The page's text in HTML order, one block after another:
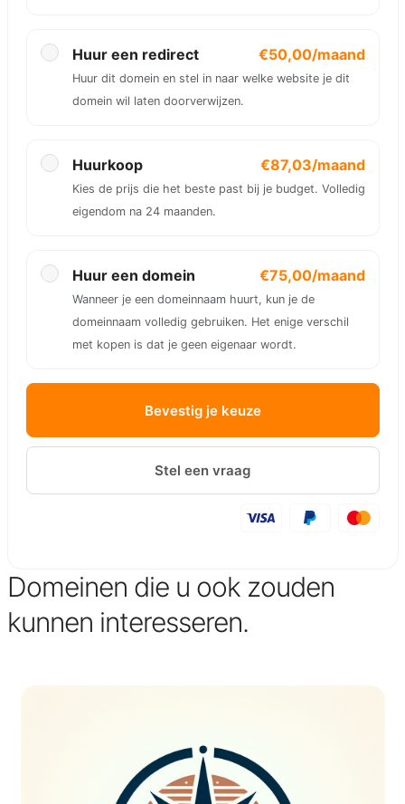
Huur een redirect €50,00/maand
Huur dit domein en stel in naar welke website je dit
domein wil laten doorverwijzen.
Huurkoop €87,03/maand
Kies de prijs die het beste past bij je budget. Volledig
eigendom na 24 maanden.
Huur een domein €75,00/maand
Wanneer je een domeinnaam huurt, kun je de
domeinnaam volledig gebruiken. Het enige verschil
met kopen is dat je geen eigenaar wordt.
Bevestig je keuze
Stel een vraag
Domeinen die u ook zouden
kunnen interesseren.